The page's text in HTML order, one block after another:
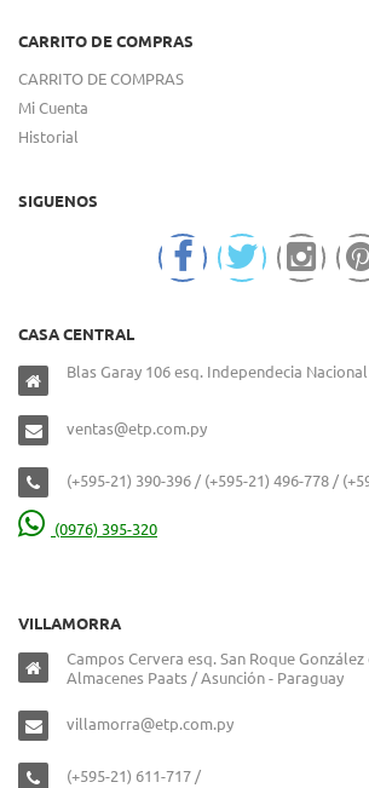
CARRITO DE COMPRAS
CARRITO DE COMPRAS
Mi Cuenta
Historial
SIGUENOS
CASA CENTRAL
Blas Garay 106 esq. Independecia
ventas@etp.com.py
(+595-21) 390-396 / (+595-21) 496-778 /
(0976) 395-320
VILLAMORRA
Campos Cervera esq. San Roque González
Almacenes Paats / Asunción - Paraguay
villamorra@etp.com.py
(+595-21) 611-717 /